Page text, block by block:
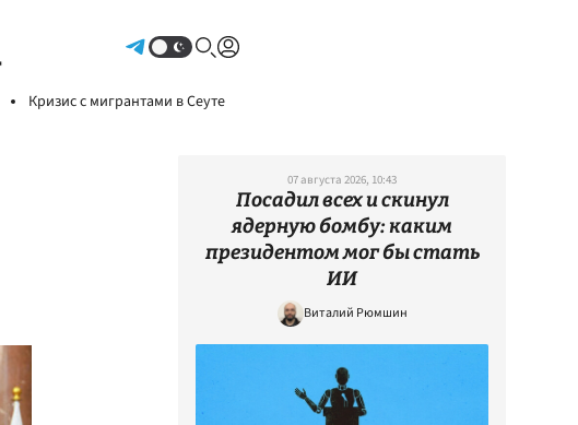
Кризис с мигрантами в Сеуте
07 августа 2026, 10:43
Посадил всех и скинул
ядерную бомбу: каким
президентом мог бы стать
ИИ
Виталий Рюмшин